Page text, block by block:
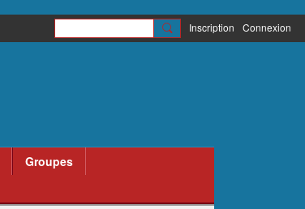
Inscription Connexion
Groupes